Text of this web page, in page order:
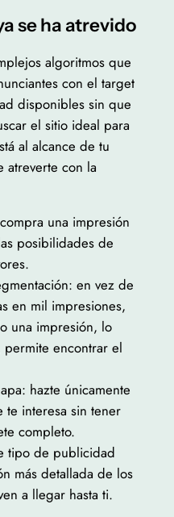
se ha atrevido
algoritmos que
con el target
disponibles sin que
el sitio ideal para
al alcance de tu
atreverte con la
una impresión
posibilidades de
en vez de
en mil impresiones,
una impresión, lo
encontrar el
hazte únicamente
interesa sin tener
completo.
tipo de publicidad
más detallada de los
a llegar hasta ti.